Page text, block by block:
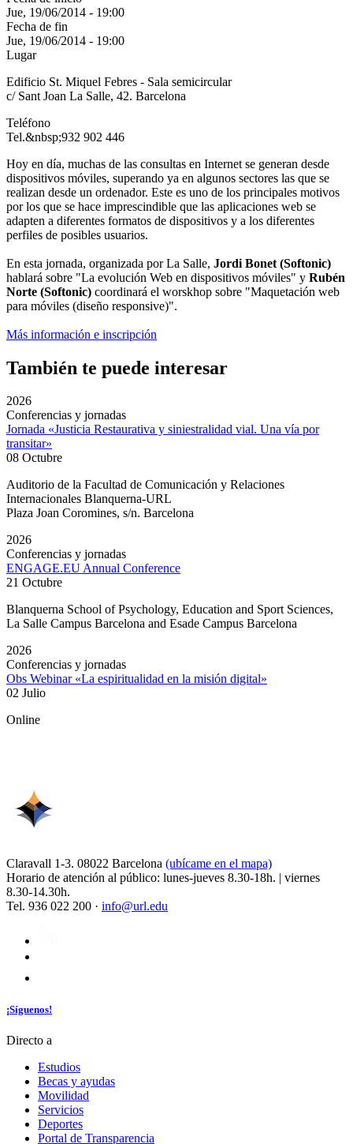
Jue, 19/06/2014 - 19:00
Fecha de fin
Jue, 19/06/2014 - 19:00
Lugar
Edificio St. Miquel Febres - Sala semicircular
c/ Sant Joan La Salle, 42. Barcelona
Teléfono
Tel.&nbsp;932 902 446
Hoy en día, muchas de las consultas en Internet se generan desde
dispositivos móviles, superando ya en algunos sectores las que se
realizan desde un ordenador. Este es uno de los principales motivos
por los que se hace imprescindible que las aplicaciones web se
adapten a diferentes formatos de dispositivos y a los diferentes
perfiles de posibles usuarios.
En esta jornada, organizada por La Salle, Jordi Bonet (Softonic)
hablará sobre "La evolución Web en dispositivos móviles" y Rubén
Norte (Softonic) coordinará el worskhop sobre "Maquetación web
para móviles (diseño responsive)".
Más información e inscripción
También te puede interesar
2026
Conferencias y jornadas
Jornada «Justicia Restaurativa y siniestralidad vial. Una vía por
transitar»
08 Octubre
Auditorio de la Facultad de Comunicación y Relaciones
Internacionales Blanquerna-URL
Plaza Joan Coromines, s/n. Barcelona
2026
Conferencias y jornadas
ENGAGE.EU Annual Conference
21 Octubre
Blanquerna School of Psychology, Education and Sport Sciences,
La Salle Campus Barcelona and Esade Campus Barcelona
2026
Conferencias y jornadas
Obs Webinar «La espiritualidad en la misión digital»
02 Julio
Online
Claravall 1-3. 08022 Barcelona (ubícame en el mapa)
Horario de atención al público: lunes-jueves 8.30-18h. | viernes
8.30-14.30h.
Tel. 936 022 200 · info@url.edu
¡Síguenos!
Directo a
Estudios
Becas y ayudas
Movilidad
Servicios
Deportes
Portal de Transparencia